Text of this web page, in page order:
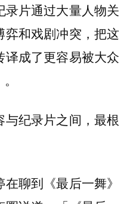
录片通过大量人物关
弈和戏剧冲突，把这
成了更容易被大众
纪录片之间，最根
聊到《最后一舞》